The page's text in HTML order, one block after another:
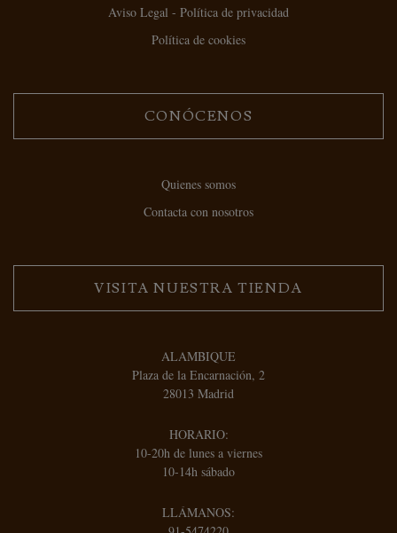
Aviso Legal - Política de privacidad
Política de cookies
CONÓCENOS
Quienes somos
Contacta con nosotros
VISITA NUESTRA TIENDA
ALAMBIQUE
Plaza de la Encarnación, 2
28013 Madrid
HORARIO:
10-20h de lunes a viernes
10-14h sábado
LLÁMANOS: